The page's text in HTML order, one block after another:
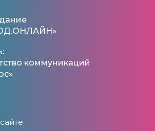
коммуникаций